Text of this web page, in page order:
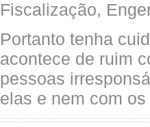
Fiscalização,
Portanto tenha
acontece de ruim
pessoas
elas e nem com os